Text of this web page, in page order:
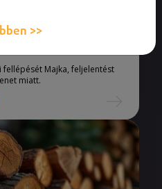
kapott
Majka, feljelentést
miatt.
>>